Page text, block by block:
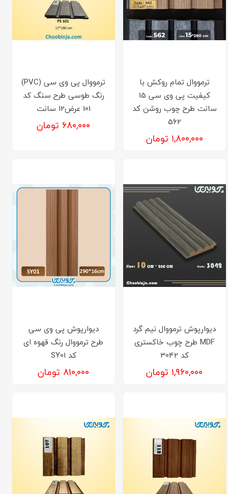
ترمووال تمام روکش با
کیفیت پی وی سی 15
سانت طرح چوب روشن کد
562
۱,۸۰۰,۰۰۰ تومان
ترمووال پی وی سی (PVC)
رنگ طوسی طرح سنگ کد
101 عرض12 سانت
۶۸۰,۰۰۰ تومان
دیوارپوش ترمووال نیم گرد
MDF طرح چوب خاکستری
کد 3042
۱,۹۶۰,۰۰۰ تومان
دیوارپوش پی وی سی
طرح ترمووال رنگ قهوه ای
کد SY01
۸۱۰,۰۰۰ تومان